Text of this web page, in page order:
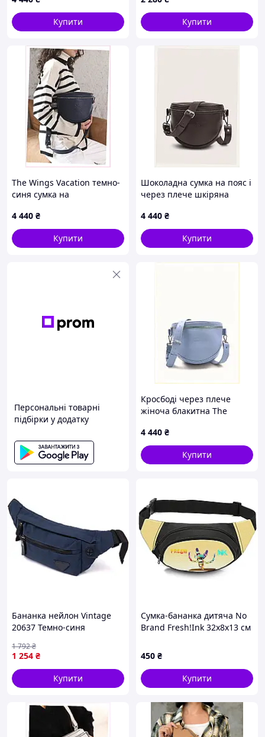
Купити
Купити
The Wings Vacation темно-
синя сумка на
8K132376A
4 440 ₴
Купити
Шоколадна сумка на пояс і
через плече шкіряна
4 440 ₴
Купити
Персональні товарні
підбірки у додатку
Кросбоді через плече
жіноча блакитна The
4 440 ₴
Купити
Бананка нейлон Vintage
20637 Темно-синя
1 254 ₴
1 792₴
Купити
Сумка-бананка дитяча No
Brand Fresh!Ink 32x8x13 см
450 ₴
Купити